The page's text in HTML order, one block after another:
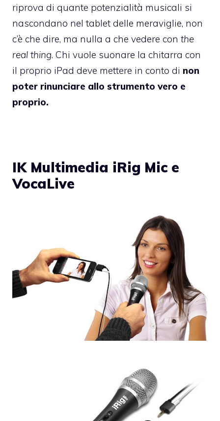
riprova di quante potenzialità musicali si
nascondano nel tablet delle meraviglie, non
c’è che dire, ma nulla a che vedere con the
real thing. Chi vuole suonare la chitarra con
il proprio iPad deve mettere in conto di non
poter rinunciare allo strumento vero e
proprio.
IK Multimedia iRig Mic e
VocaLive